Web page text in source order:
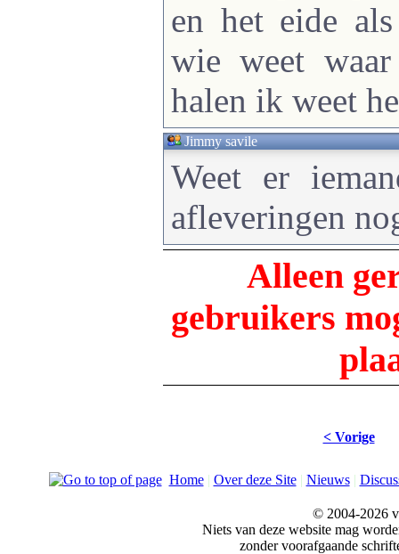
en het eide
wie weet
halen ik weet
Jimmy savile
Weet er
afleveringen
Alleen
gebruikers
< Vorige
Home| Over deze Site| Nieuws|
© 2004-2026
Niets van deze website mag
zonder voorafgaande